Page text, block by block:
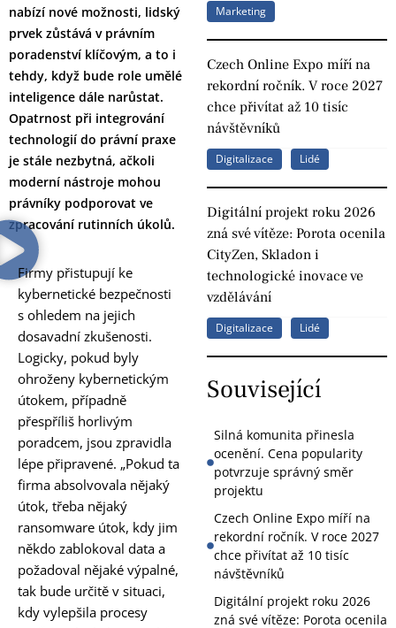
nabízí nové možnosti, lidský
prvek zůstává v právním
poradenství klíčovým, a to i
tehdy, když bude role umělé
inteligence dále narůstat.
Opatrnost při integrování
technologií do právní praxe
je stále nezbytná, ačkoli
moderní nástroje mohou
právníky podporovat ve
zpracování rutinních úkolů.
Firmy přistupují ke
kybernetické bezpečnosti
s ohledem na jejich
dosavadní zkušenosti.
Logicky, pokud byly
ohroženy kybernetickým
útokem, případně
přespříliš horlivým
poradcem, jsou zpravidla
lépe připravené. „Pokud ta
firma absolvovala nějaký
útok, třeba nějaký
ransomware útok, kdy jim
někdo zablokoval data a
požadoval nějaké výpalné,
tak bude určitě v situaci,
kdy vylepšila procesy
Marketing
Czech Online Expo míří na
rekordní ročník. V roce 2027
chce přivítat až 10 tisíc
návštěvníků
Digitalizace Lidé
Digitální projekt roku 2026
zná své vítěze: Porota ocenila
CityZen, Skladon i
technologické inovace ve
vzdělávání
Digitalizace Lidé
Související
Silná komunita přinesla
ocenění. Cena popularity
potvrzuje správný směr
projektu
Czech Online Expo míří na
rekordní ročník. V roce 2027
chce přivítat až 10 tisíc
návštěvníků
Digitální projekt roku 2026
zná své vítěze: Porota ocenila